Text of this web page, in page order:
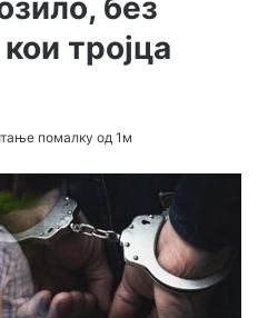
без
тројца
помалку од 1м